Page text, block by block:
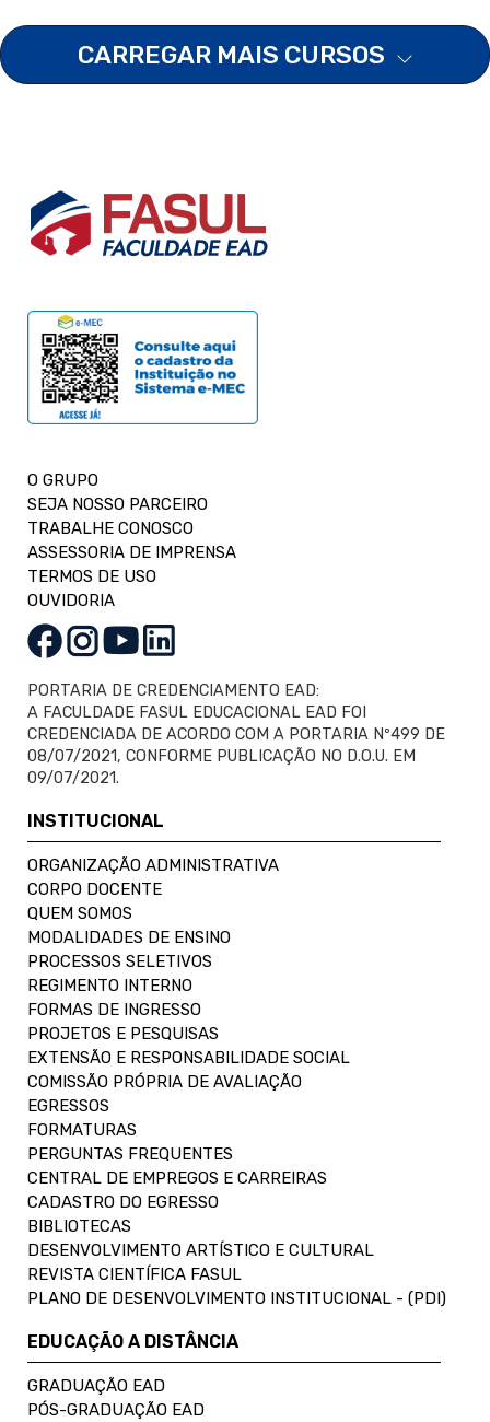
CARREGAR MAIS CURSOS
O GRUPO
SEJA NOSSO PARCEIRO
TRABALHE CONOSCO
ASSESSORIA DE IMPRENSA
TERMOS DE USO
OUVIDORIA
PORTARIA DE CREDENCIAMENTO EAD:
A FACULDADE FASUL EDUCACIONAL EAD FOI
CREDENCIADA DE ACORDO COM A PORTARIA Nº499 DE
08/07/2021, CONFORME PUBLICAÇÃO NO D.O.U. EM
09/07/2021.
INSTITUCIONAL
ORGANIZAÇÃO ADMINISTRATIVA
CORPO DOCENTE
QUEM SOMOS
MODALIDADES DE ENSINO
PROCESSOS SELETIVOS
REGIMENTO INTERNO
FORMAS DE INGRESSO
PROJETOS E PESQUISAS
EXTENSÃO E RESPONSABILIDADE SOCIAL
COMISSÃO PRÓPRIA DE AVALIAÇÃO
EGRESSOS
FORMATURAS
PERGUNTAS FREQUENTES
CENTRAL DE EMPREGOS E CARREIRAS
CADASTRO DO EGRESSO
BIBLIOTECAS
DESENVOLVIMENTO ARTÍSTICO E CULTURAL
REVISTA CIENTÍFICA FASUL
PLANO DE DESENVOLVIMENTO INSTITUCIONAL - (PDI)
EDUCAÇÃO A DISTÂNCIA
GRADUAÇÃO EAD
PÓS-GRADUAÇÃO EAD